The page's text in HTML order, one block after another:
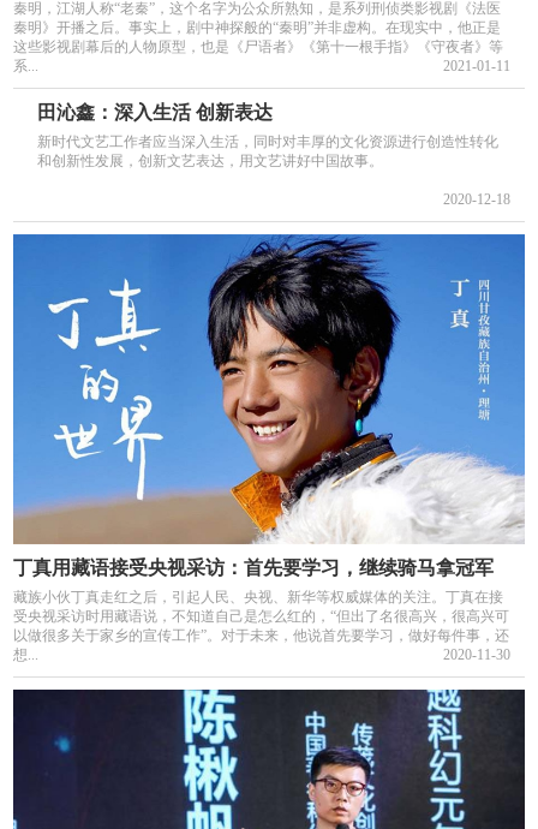
秦明，江湖人称“老秦”，这个名字为公众所熟知，是系列刑侦类影视剧《法医
秦明》开播之后。事实上，剧中神探般的“秦明”并非虚构。在现实中，他正是
这些影视剧幕后的人物原型，也是《尸语者》《第十一根手指》《守夜者》等
系...
2021-01-11
田沁鑫：深入生活 创新表达
新时代文艺工作者应当深入生活，同时对丰厚的文化资源进行创造性转化
和创新性发展，创新文艺表达，用文艺讲好中国故事。
2020-12-18
丁真用藏语接受央视采访：首先要学习，继续骑马拿冠军
藏族小伙丁真走红之后，引起人民、央视、新华等权威媒体的关注。丁真在接
受央视采访时用藏语说，不知道自己是怎么红的，“但出了名很高兴，很高兴可
以做很多关于家乡的宣传工作”。对于未来，他说首先要学习，做好每件事，还
想...
2020-11-30